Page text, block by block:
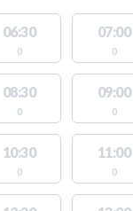
06:30
0
07:00
0
08:30
0
09:00
0
10:30
0
11:00
0